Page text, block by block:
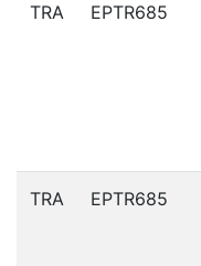
TRA EPTR685
TRA EPTR685